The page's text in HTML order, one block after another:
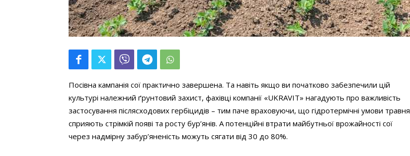
Посівна кампанія сої практично завершена. Та навіть якщо ви початково забезпечили цій
культурі належний ґрунтовий захист, фахівці компанії «UKRAVIT» нагадують про важливість
застосування післясходових гербіцидів – тим паче враховуючи, що гідротермічні умови травня
сприяють стрімкій появі та росту бур’янів. А потенційні втрати майбутньої врожайності сої
через надмірну забур’яненість можуть сягати від 30 до 80%.